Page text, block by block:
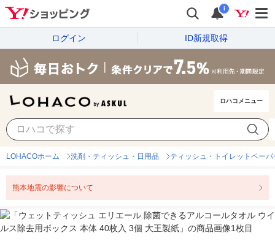
i
ログイン ID新規取得
ロハコメニュー
LOHACOホーム 洗剤・ティッシュ・日用品 ティッシュ・トイレットペーパ
熊本地震の影響について